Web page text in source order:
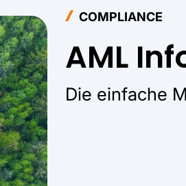
COMPLIANCE
AML
Die einfache